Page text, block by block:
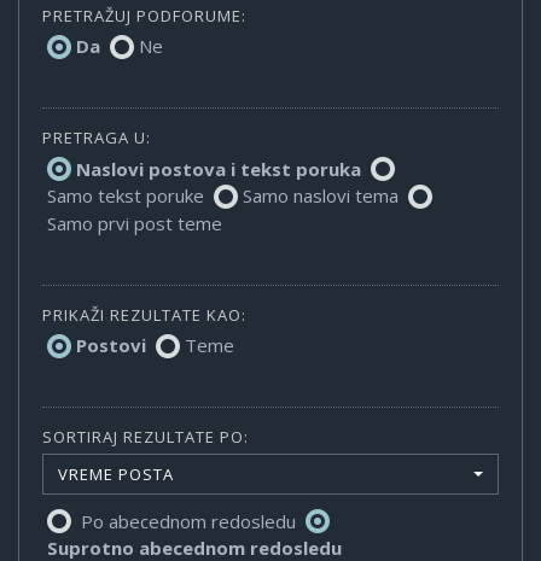
PRETRAŽUJ PODFORUME:
Da Ne
PRETRAGA U:
Naslovi postova i tekst poruka
Samo tekst poruke
Samo naslovi tema
Samo prvi post teme
PRIKAŽI REZULTATE KAO:
Postovi Teme
SORTIRAJ REZULTATE PO:
VREME POSTA
Po abecednom redosledu
Suprotno abecednom redosledu